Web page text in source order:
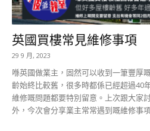
英國買樓常見維修事項
29 9 月, 2023
喺英國做業主，固然可以收到一筆豐厚
齡始終比較舊，很多時都係已經超過40
維修嘅問題都要特別留意。上次跟大家
外，今次會分享業主常常遇到嘅維修事